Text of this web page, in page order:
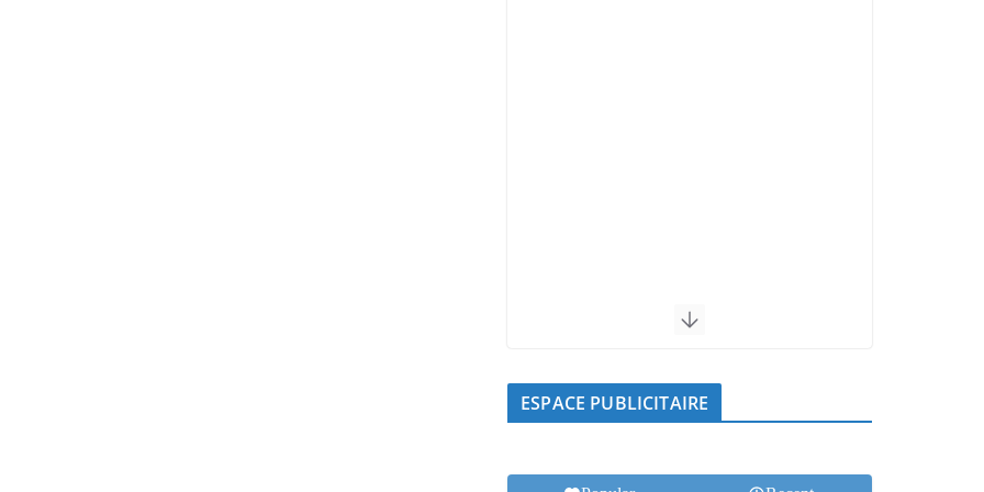
ESPACE PUBLICITAIRE